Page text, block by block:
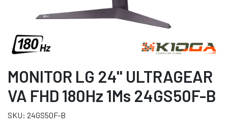
MONITOR LG 24'' ULTRAGEAR
VA FHD 180Hz 1Ms 24GS50F-B
SKU: 24GS50F-B